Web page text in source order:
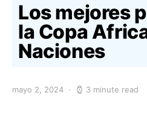
Los mejores
la Copa
Naciones
mayo 2, 2024 3 minute read